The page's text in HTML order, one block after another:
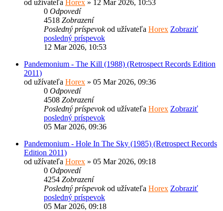
od užívateľa Horex » 12 Mar 2026, 10:53
0 Odpovedí
4518 Zobrazení
Posledný príspevokod užívateľa Horex Zobraziť
posledný príspevok
12 Mar 2026, 10:53
Pandemonium - The Kill (1988) (Retrospect Records Edition
2011)
od užívateľa Horex » 05 Mar 2026, 09:36
0 Odpovedí
4508 Zobrazení
Posledný príspevokod užívateľa Horex Zobraziť
posledný príspevok
05 Mar 2026, 09:36
Pandemonium - Hole In The Sky (1985) (Retrospect Records
Edition 2011)
od užívateľa Horex » 05 Mar 2026, 09:18
0 Odpovedí
4254 Zobrazení
Posledný príspevokod užívateľa Horex Zobraziť
posledný príspevok
05 Mar 2026, 09:18